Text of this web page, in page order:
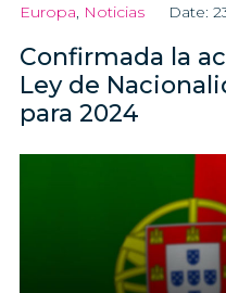
Europa, Noticias Date:
Confirmada la
Ley de
para 2024